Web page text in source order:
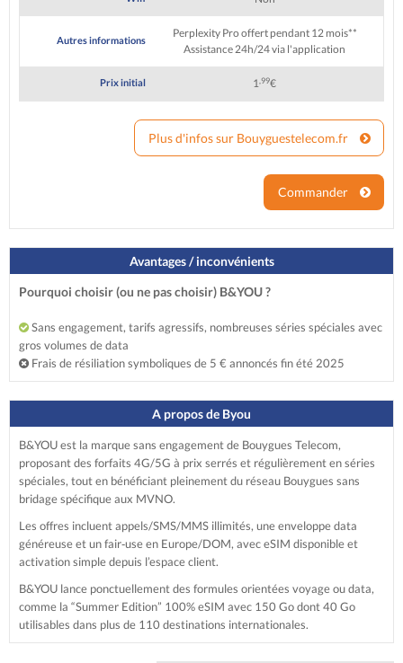
Autres informations
Perplexity Pro offert pendant 12 mois**
Assistance 24h/24 via l'application
Prix initial 1,99€
Plus d'infos sur Bouyguestelecom.fr
Commander
Avantages / inconvénients
Pourquoi choisir (ou ne pas choisir) B&YOU ?
Sans engagement, tarifs agressifs, nombreuses séries spéciales avec
gros volumes de data
Frais de résiliation symboliques de 5 € annoncés fin été 2025
A propos de Byou
B&YOU est la marque sans engagement de Bouygues Telecom,
proposant des forfaits 4G/5G à prix serrés et régulièrement en séries
spéciales, tout en bénéficiant pleinement du réseau Bouygues sans
bridage spécifique aux MVNO.
Les offres incluent appels/SMS/MMS illimités, une enveloppe data
généreuse et un fair‑use en Europe/DOM, avec eSIM disponible et
activation simple depuis l’espace client.
B&YOU lance ponctuellement des formules orientées voyage ou data,
comme la “Summer Edition” 100% eSIM avec 150 Go dont 40 Go
utilisables dans plus de 110 destinations internationales.